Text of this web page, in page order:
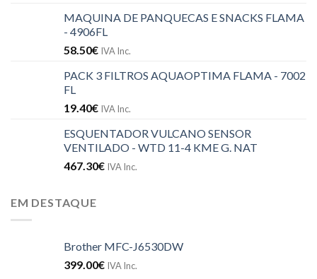
MAQUINA DE PANQUECAS E SNACKS FLAMA
- 4906FL
58.50€ IVA Inc.
PACK 3 FILTROS AQUAOPTIMA FLAMA - 7002
FL
19.40€ IVA Inc.
ESQUENTADOR VULCANO SENSOR
VENTILADO - WTD 11-4 KME G. NAT
467.30€ IVA Inc.
EM DESTAQUE
Brother MFC-J6530DW
399.00€ IVA Inc.